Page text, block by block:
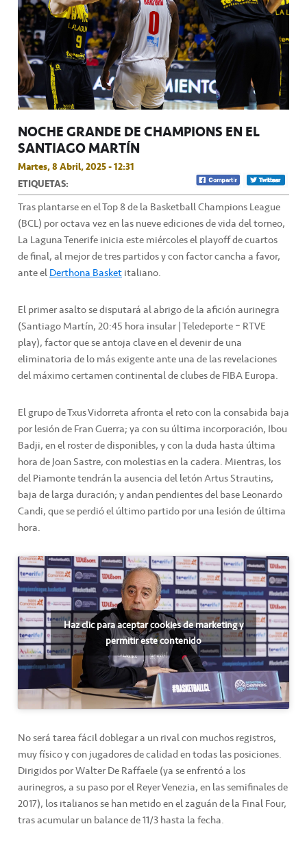
NOCHE GRANDE DE CHAMPIONS EN EL
SANTIAGO MARTÍN
Martes, 8 Abril, 2025 - 12:31
ETIQUETAS:
Tras plantarse en el Top 8 de la Basketball Champions League
(BCL) por octava vez en las nueve ediciones de vida del torneo,
La Laguna Tenerife inicia este miércoles el playoff de cuartos
de final, al mejor de tres partidos y con factor cancha a favor,
ante elDerthona Basketitaliano.
El primer asalto se disputará al abrigo de la afición aurinegra
(Santiago Martín, 20:45 hora insular | Teledeporte – RTVE
play), factor que se antoja clave en el devenir de una
eliminatoria de lo más exigente ante una de las revelaciones
del máximo certamen continental de clubes de FIBA Europa.
El grupo de Txus Vidorreta afronta el reto con la consabida baja
por lesión de Fran Guerra; ya con su última incorporación, Ibou
Badji, en el roster de disponibles, y con la duda hasta última
hora de Joan Sastre, con molestias en la cadera. Mientras, los
del Piamonte tendrán la ausencia del letón Artus Strautins,
baja de larga duración; y andan pendientes del base Leonardo
Candi, que se perdió el último partido por una lesión de última
hora.
Haz clic para aceptar cookies de marketing y
permitir este contenido
No será tarea fácil doblegar a un rival con muchos registros,
muy físico y con jugadores de calidad en todas las posiciones.
Dirigidos por Walter De Raffaele (ya se enfrentó a los
aurinegros, a su paso por el Reyer Venezia, en las semifinales de
2017), los italianos se han metido en el zaguán de la Final Four,
tras acumular un balance de 11/3 hasta la fecha.